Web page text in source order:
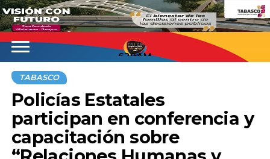
620AM
TABASCO
Policías Estatales
participan en conferencia y
capacitación sobre